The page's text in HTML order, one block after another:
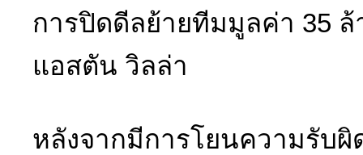
การปิดดีลย้ายทีมมูลค่า 35
แอสตัน วิลล่า
หลังจากมีการโยนความรับ